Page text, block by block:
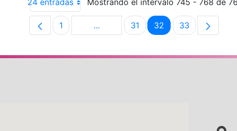
24 entradas Mostrando el intervalo 745 - 768 de
Página
1 ...Páginas intermedias Use TAB para
Página
31 Página
32 Página
33